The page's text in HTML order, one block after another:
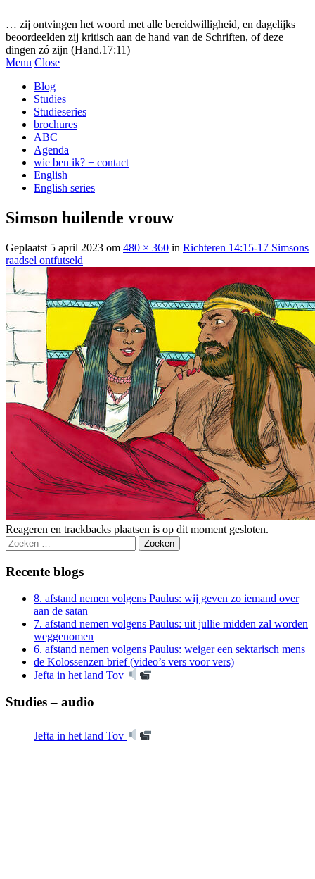
… zij ontvingen het woord met alle bereidwilligheid, en dagelijks
beoordeelden zij kritisch aan de hand van de Schriften, of deze
dingen zó zijn (Hand.17:11)
Menu Close
Blog
Studies
Studieseries
brochures
ABC
Agenda
wie ben ik? + contact
English
English series
Simson huilende vrouw
Geplaatst 5 april 2023 om 480 × 360 in Richteren 14:15-17 Simsons
raadsel ontfutseld
Reageren en trackbacks plaatsen is op dit moment gesloten.
Zoeken
naar:
Recente blogs
8. afstand nemen volgens Paulus: wij geven zo iemand over
aan de satan
7. afstand nemen volgens Paulus: uit jullie midden zal worden
weggenomen
6. afstand nemen volgens Paulus: weiger een sektarisch mens
de Kolossenzen brief (video’s vers voor vers)
Jefta in het land Tov
Studies – audio
Jefta in het land Tov